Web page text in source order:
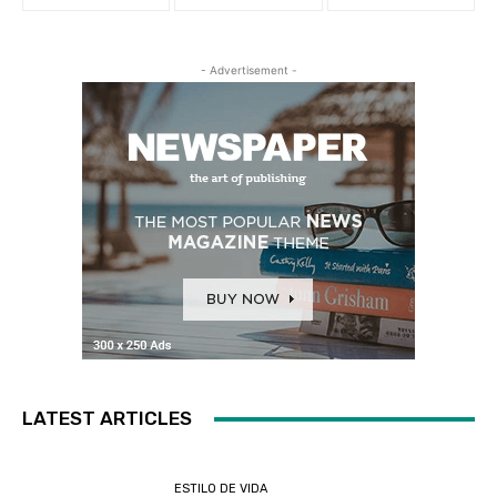
- Advertisement -
LATEST ARTICLES
ESTILO DE VIDA